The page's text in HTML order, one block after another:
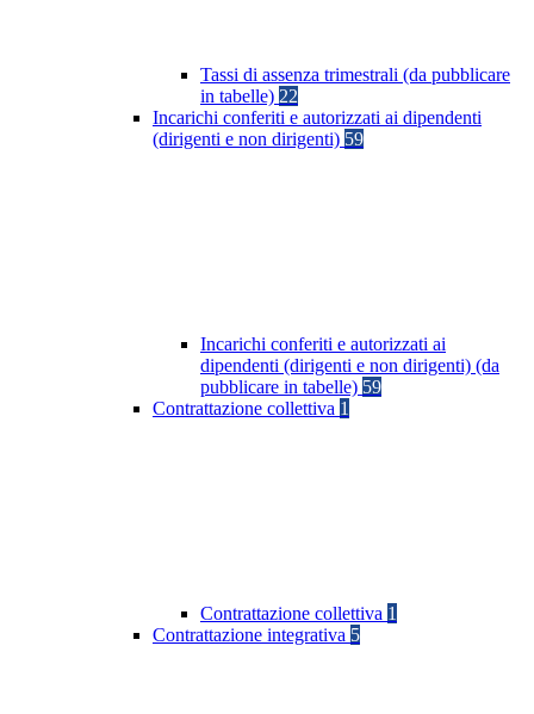
Tassi di assenza trimestrali (da pubblicare
in tabelle) 22
Incarichi conferiti e autorizzati ai dipendenti
(dirigenti e non dirigenti) 59
Incarichi conferiti e autorizzati ai
dipendenti (dirigenti e non dirigenti) (da
pubblicare in tabelle) 59
Contrattazione collettiva 1
Contrattazione collettiva 1
Contrattazione integrativa 5